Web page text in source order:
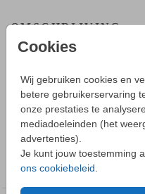
Cookies
Wij gebruiken cookies en
betere gebruikerservaring
onze prestaties te
mediadoeleinden (het
advertenties).
Je kunt jouw toestemming
ons cookiebeleid
OMSCHRIJVING
Een roze meisje
- Maak in de editor een mooi
- Sla deze op in je account
- Tijdens bestellen kun je
papiersoorten en
- Bij je 1e proefdruk ontvang
van alle papiersoorten en
- Je kunt de enveloppen
Toon meer
COLLECTIE
Geboortekaartje meisje